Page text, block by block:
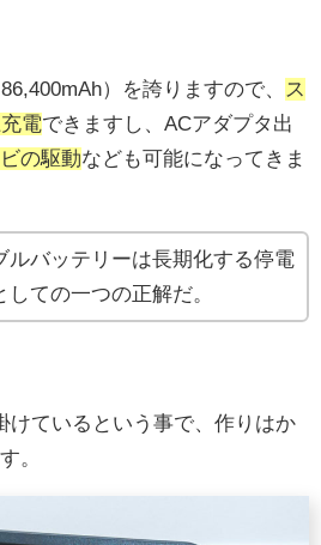
）を誇りますので、 ス
電できますし、ACアダプタ出
の駆動なども可能になってきま
ルバッテリーは長期化する停電
ての一つの正解だ。
けているという事で、作りはか
。